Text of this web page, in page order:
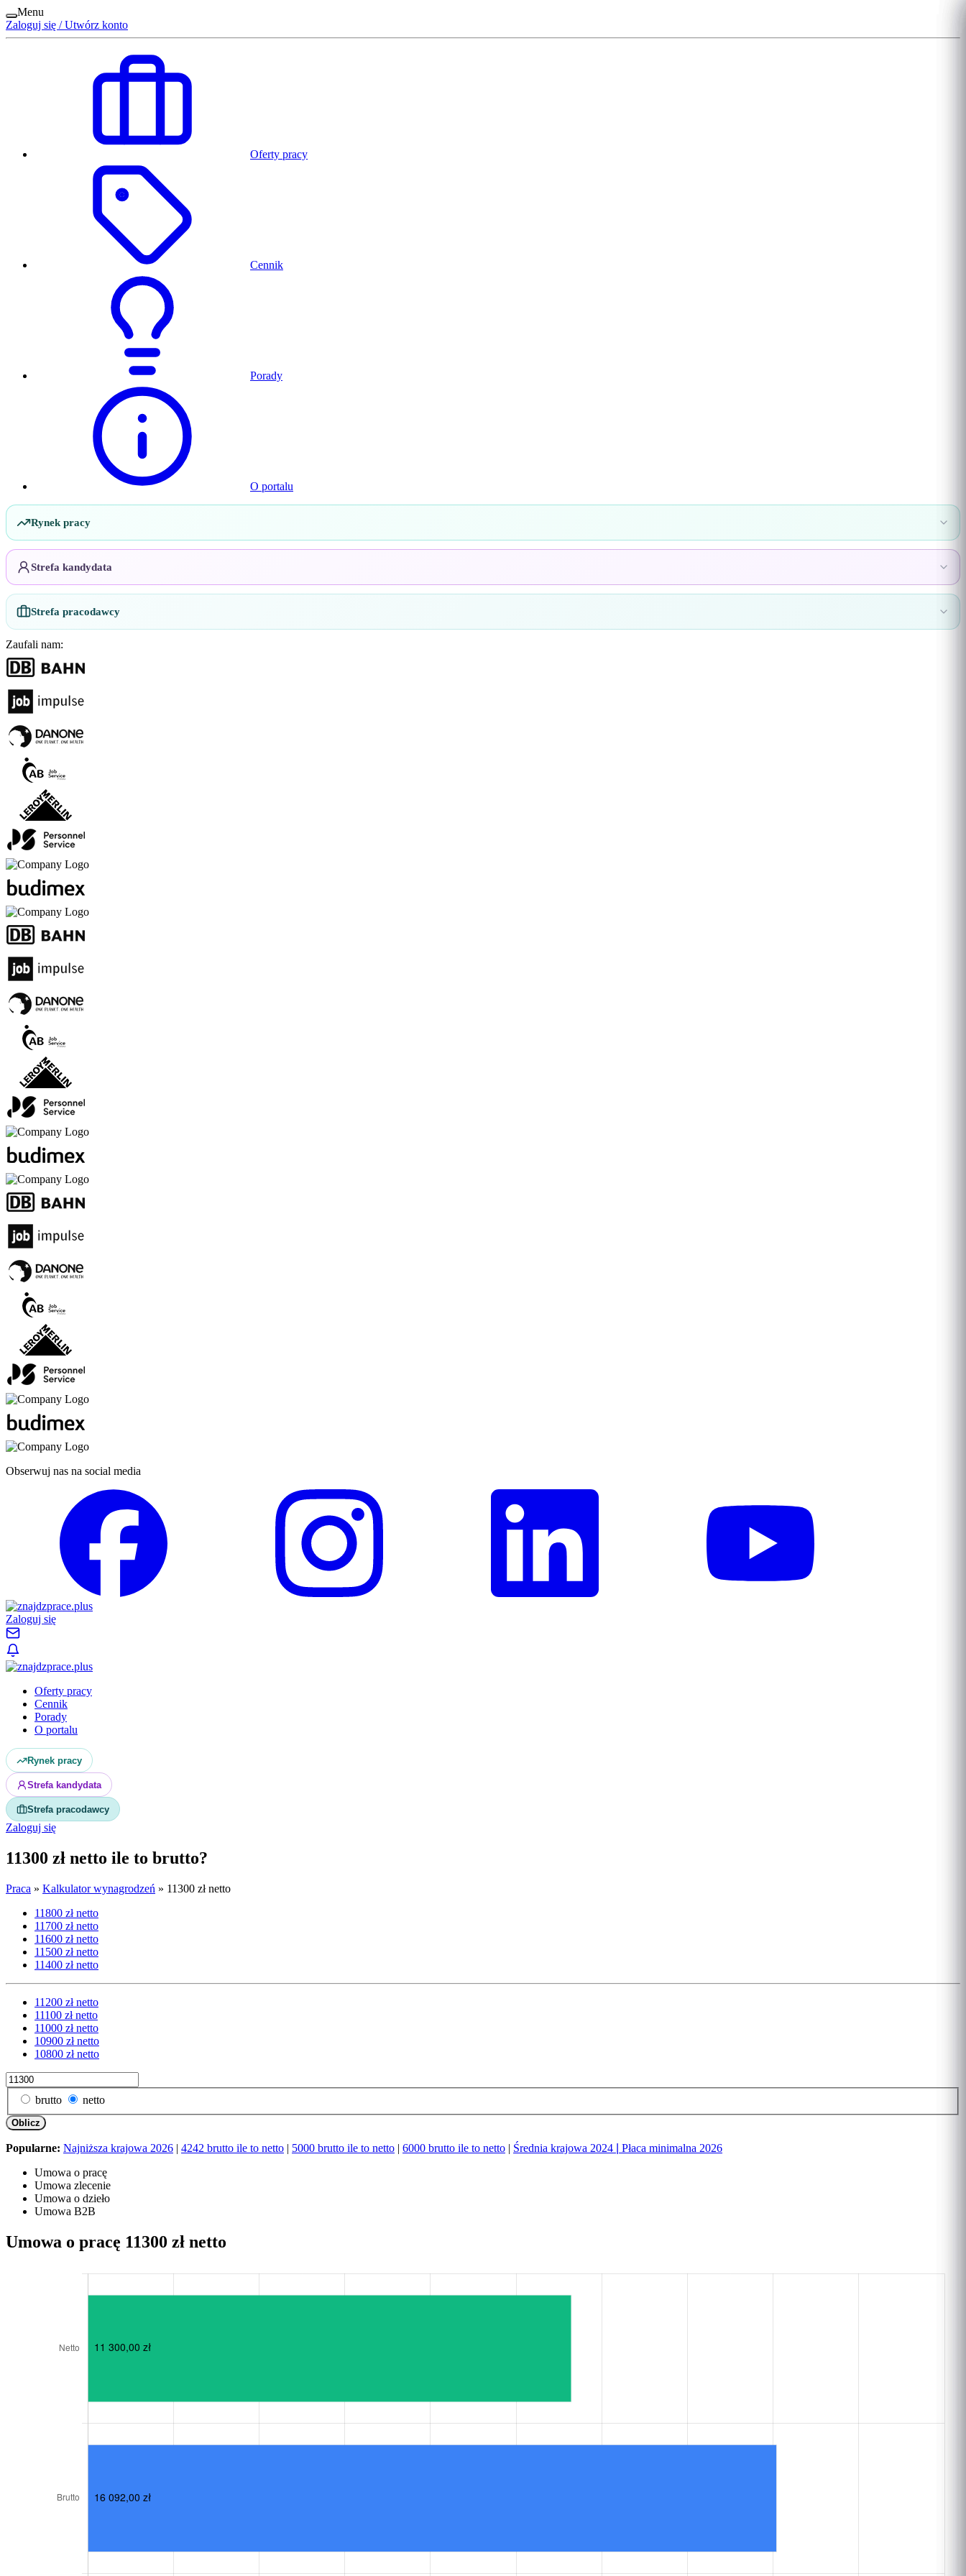
Menu
Zaloguj się / Utwórz konto
Oferty pracy
Cennik
Porady
O portalu
Rynek pracy
Strefa kandydata
Strefa pracodawcy
Zaufali nam:
Obserwuj nas na social media
Zaloguj się
Oferty pracy
Cennik
Porady
O portalu
Rynek pracy
Strefa kandydata
Strefa pracodawcy
Zaloguj się
11300 zł netto ile to brutto?
Praca » Kalkulator wynagrodzeń » 11300 zł netto
11800 zł netto
11700 zł netto
11600 zł netto
11500 zł netto
11400 zł netto
11200 zł netto
11100 zł netto
11000 zł netto
10900 zł netto
10800 zł netto
brutto netto
Oblicz
Popularne: Najniższa krajowa 2026 | 4242 brutto ile to netto | 5000 brutto ile to netto | 6000 brutto ile to netto | Średnia krajowa 2024
Płaca minimalna 2026
Umowa o pracę
Umowa zlecenie
Umowa o dzieło
Umowa B2B
Umowa o pracę 11300 zł netto